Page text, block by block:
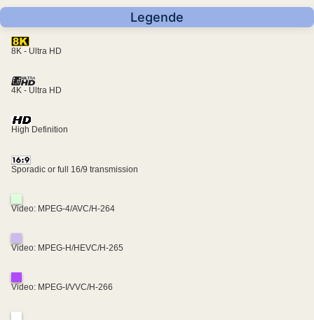
Legende
8K - Ultra HD
4K - Ultra HD
High Definition
Sporadic or full 16/9 transmission
Video: MPEG-4/AVC/H-264
Video: MPEG-H/HEVC/H-265
Video: MPEG-I/VVC/H-266